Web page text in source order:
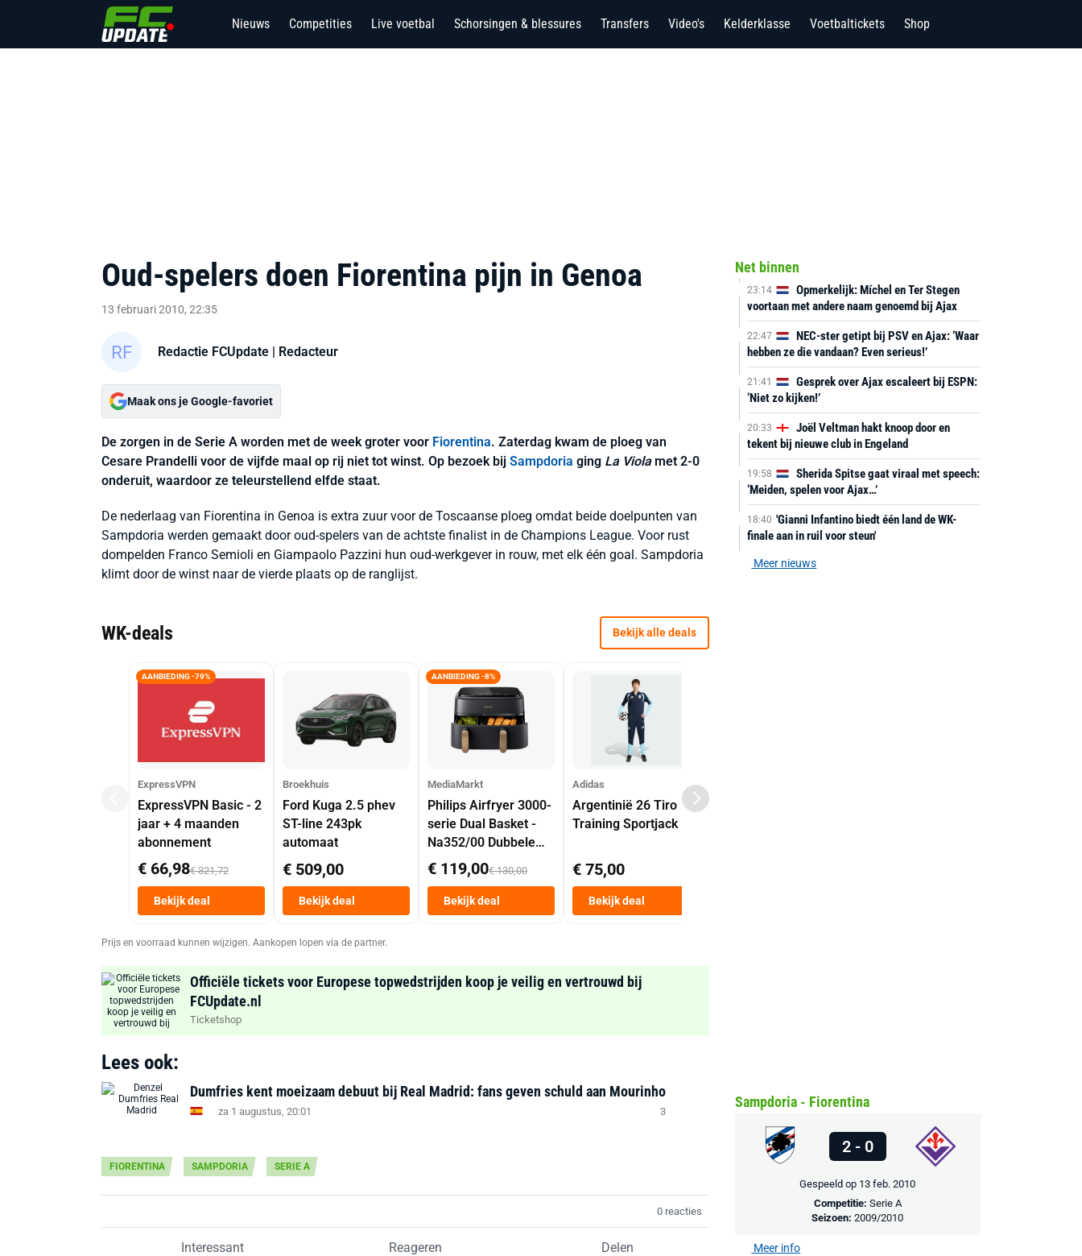
Nieuws Competities Live voetbal Schorsingen & blessures Transfers Video's Kelderklasse Voetbaltickets Shop
Oud-spelers doen Fiorentina pijn in Genoa
13 februari 2010, 22:35
Redactie FCUpdate | Redacteur
Maak ons je Google-favoriet
De zorgen in de Serie A worden met de week groter voor Fiorentina. Zaterdag kwam de ploeg van
Cesare Prandelli voor de vijfde maal op rij niet tot winst. Op bezoek bij Sampdoria ging La Violamet 2-0
onderuit, waardoor ze teleurstellend elfde staat.
De nederlaag van Fiorentina in Genoa is extra zuur voor de Toscaanse ploeg omdat beide doelpunten van
Sampdoria werden gemaakt door oud-spelers van de achtste finalist in de Champions League. Voor rust
dompelden Franco Semioli en Giampaolo Pazzini hun oud-werkgever in rouw, met elk één goal. Sampdoria
klimt door de winst naar de vierde plaats op de ranglijst.
WK-deals Bekijk alle deals
AANBIEDING -79%
ExpressVPN
ExpressVPN Basic - 2
jaar + 4 maanden
abonnement
€ 66,98€ 321,72
Bekijk deal
Broekhuis
Ford Kuga 2.5 phev
ST-line 243pk
automaat
€ 509,00
Bekijk deal
AANBIEDING -8%
MediaMarkt
Philips Airfryer 3000-
serie Dual Basket -
Na352/00 Dubbele
Mand 9 L Tot 6
Personen
Heteluchtfriteuse
Zwart
€ 119,00€ 130,00
Bekijk deal
Adidas
Argentinië 26 Tiro
Training Sportjack
€ 75,00
Bekijk deal
Prijs en voorraad kunnen wijzigen. Aankopen lopen via de partner.
Officiële tickets voor Europese topwedstrijden koop je veilig en vertrouwd bij
FCUpdate.nl
Ticketshop
Lees ook:
Dumfries kent moeizaam debuut bij Real Madrid: fans geven schuld aan Mourinho
za 1 augustus, 20:01 3
FIORENTINA SAMPDORIA SERIE A
0 reacties
Interessant Reageren Delen
Net binnen
23:14
Opmerkelijk: Míchel en Ter Stegen
voortaan met andere naam genoemd bij Ajax
22:47
NEC-ster getipt bij PSV en Ajax: ‘Waar
hebben ze die vandaan? Even serieus!’
21:41
Gesprek over Ajax escaleert bij ESPN:
‘Niet zo kijken!’
20:33
Joël Veltman hakt knoop door en
tekent bij nieuwe club in Engeland
19:58
Sherida Spitse gaat viraal met speech:
‘Meiden, spelen voor Ajax…’
18:40 'Gianni Infantino biedt één land de WK-
finale aan in ruil voor steun'
Meer nieuws
Sampdoria - Fiorentina
2 - 0
Gespeeld op 13 feb. 2010
Competitie: Serie A
Seizoen:2009/2010
Meer info